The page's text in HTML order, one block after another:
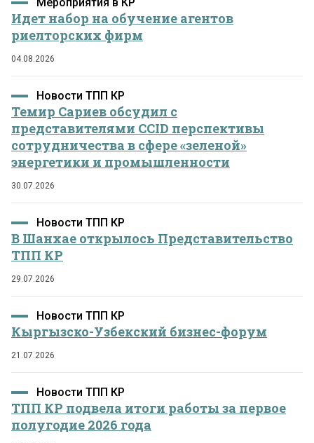
Идет набор на обучение агентов
риелторских фирм
04.08.2026
Новости ТПП КР
Темир Сариев обсудил с
представителями CCID перспективы
сотрудничества в сфере «зеленой»
энергетики и промышленности
30.07.2026
Новости ТПП КР
В Шанхае открылось Представительство
ТПП КР
29.07.2026
Новости ТПП КР
Кыргызско-Узбекский бизнес-форум
21.07.2026
Новости ТПП КР
ТПП КР подвела итоги работы за первое
полугодие 2026 года